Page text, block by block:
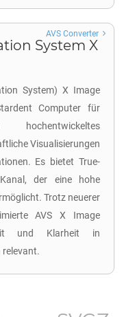
System X
System) X Image
Computer für
Visualisierungen
Es bietet True-
der eine hohe
Trotz neuerer
AVS X Image
und Klarheit in
relevant.
AVS Converter